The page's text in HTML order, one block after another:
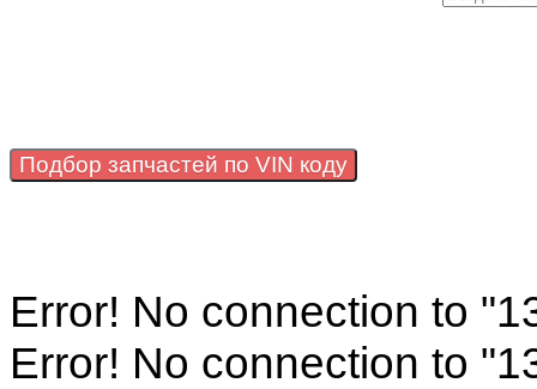
Подбор запчастей по VIN коду
Error! No connection to
Error! No connection to